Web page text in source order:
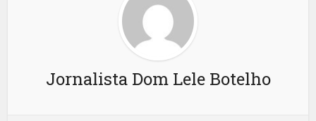
Jornalista Dom Lele Botelho